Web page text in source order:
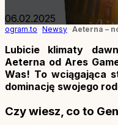
06.02.2025
ogram.to Newsy Aeterna –
Lubicie klimaty
Aeterna od Ares
Was! To wciągająca
dominację swojego
Czy wiesz, co to